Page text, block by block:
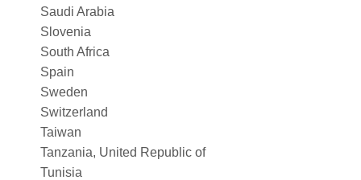
Saudi Arabia
Slovenia
South Africa
Spain
Sweden
Switzerland
Taiwan
Tanzania, United Republic of
Tunisia